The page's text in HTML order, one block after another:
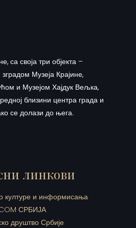
са своја три објекта –
Музеја Крајине,
и Музејом Хајдук Вељка,
близини центра града и
се долази до њега.
линкови
културе и информисања
СРБИЈА
друштво Србије